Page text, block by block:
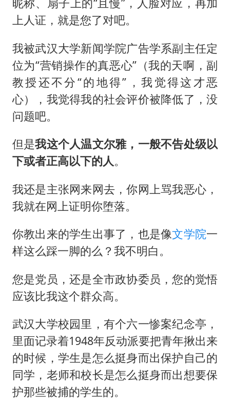
上人证，就是您了对吧。
我被武汉大学新闻学院广告学系副主任定
位为“营销操作的真恶心”（我的天啊，副
教授还不分“的地得”，我觉得这才恶
心），我觉得我的社会评价被降低了，没
问题吧。
但是我这个人温文尔雅，一般不告处级以
下或者正高以下的人。
我还是主张网来网去，你网上骂我恶心，
我就在网上证明你堕落。
你教出来的学生出事了，也是像文学院一
样这么踩一脚的么？我不明白。
您是党员，还是全市政协委员，您的觉悟
应该比我这个群众高。
武汉大学校园里，有个六一惨案纪念亭，
里面记录着1948年反动派要把青年揪出来
的时候，学生是怎么挺身而出保护自己的
同学，老师和校长是怎么挺身而出想要保
护那些被捕的学生的。